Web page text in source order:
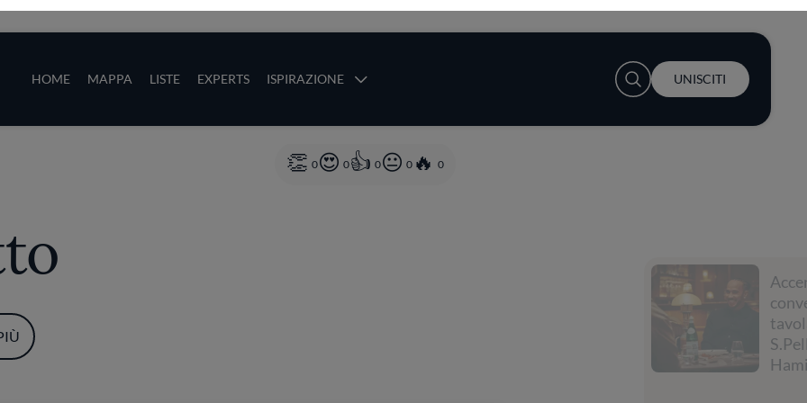
Salta al contenuto principale
User account menu
conversazione a
S.Pellegrino e Lewis